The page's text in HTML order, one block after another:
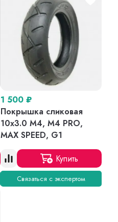
1 500 ₽
Покрышка сликовая
10x3.0 M4, M4 PRO,
MAX SPEED, G1
Купить
Связаться с экспертом